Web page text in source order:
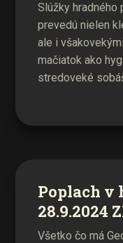
Slúžky hradného
prevedú nielen
ale i
mačiatok ako
stredoveké
Poplach v
28.9.2024
Všetko čo má